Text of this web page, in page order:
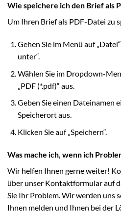
Wie speichere ich den Brief als
Um Ihren Brief als PDF-Datei zu
Gehen Sie im Menü auf
unter“.
Wählen Sie im Dropdown-
„PDF (*.pdf)“ aus.
Geben Sie einen Dateinamen
Speicherort aus.
Klicken Sie auf „Speichern“.
Was mache ich, wenn ich
Wir helfen Ihnen gerne weiter!
über unser Kontaktformular auf
Sie Ihr Problem. Wir werden uns
Ihnen melden und Ihnen bei der